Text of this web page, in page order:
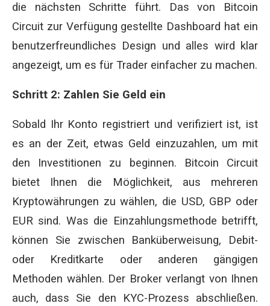
die nächsten Schritte führt. Das von Bitcoin
Circuit zur Verfügung gestellte Dashboard hat ein
benutzerfreundliches Design und alles wird klar
angezeigt, um es für Trader einfacher zu machen.
Schritt 2: Zahlen Sie Geld ein
Sobald Ihr Konto registriert und verifiziert ist, ist
es an der Zeit, etwas Geld einzuzahlen, um mit
den Investitionen zu beginnen. Bitcoin Circuit
bietet Ihnen die Möglichkeit, aus mehreren
Kryptowährungen zu wählen, die USD, GBP oder
EUR sind. Was die Einzahlungsmethode betrifft,
können Sie zwischen Banküberweisung, Debit-
oder Kreditkarte oder anderen gängigen
Methoden wählen. Der Broker verlangt von Ihnen
auch, dass Sie den KYC-Prozess abschließen.